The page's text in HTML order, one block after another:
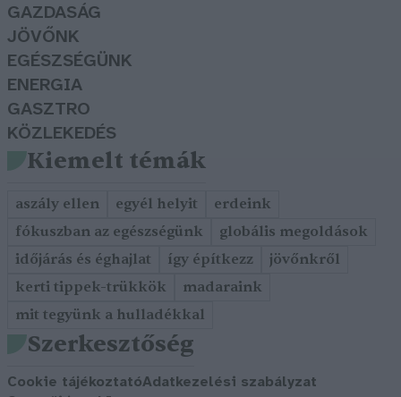
GAZDASÁG
JÖVŐNK
EGÉSZSÉGÜNK
ENERGIA
GASZTRO
KÖZLEKEDÉS
Kiemelt témák
aszály ellen egyél helyit
erdeink
fókuszban az egészségünk
globális megoldások
időjárás és éghajlat
így építkezz
jövőnkről
kerti tippek-trükkök
madaraink
mit tegyünk a hulladékkal
Szerkesztőség
Cookie tájékoztatóAdatkezelési szabályzat